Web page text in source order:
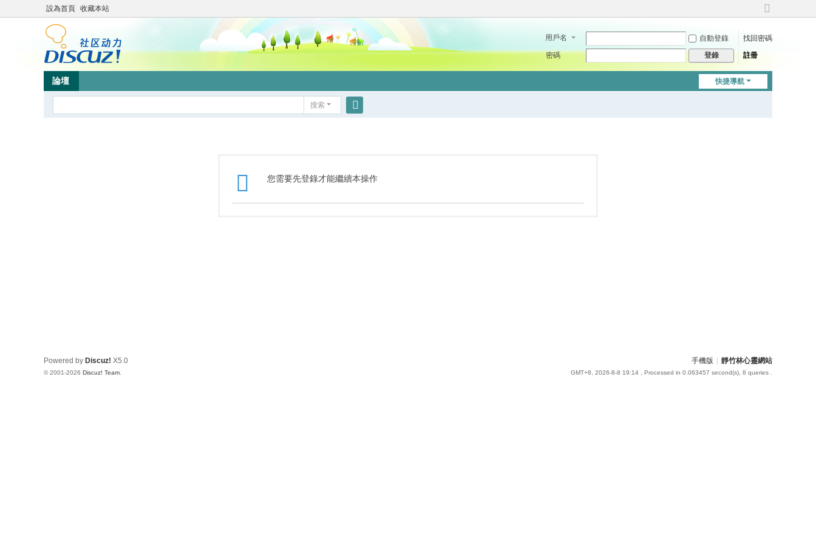
設為首頁 收藏本站
切
到
用戶名 自動登錄
找回密碼
密碼
登錄 註冊
快捷導航
論壇
搜索
您需要先登錄才能繼續本操作
手機版 靜竹林心靈網站
GMT+8, 2026-8-8 19:14 , Processed in 0.063457 second(s), 8 queries .
Powered by Discuz! X5.0
© 2001-2026 Discuz! Team